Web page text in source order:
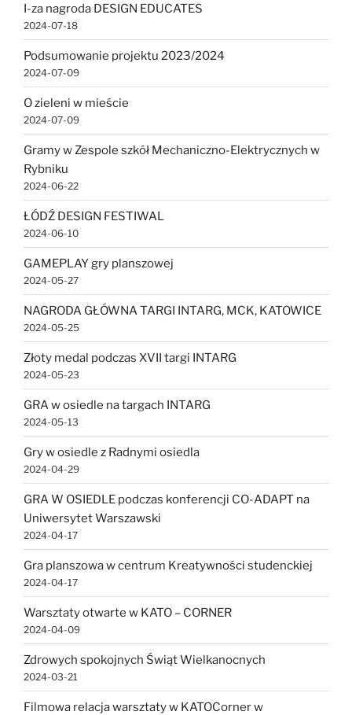
I-za nagroda DESIGN EDUCATES
2024-07-18
Podsumowanie projektu 2023/2024
2024-07-09
O zieleni w mieście
2024-07-09
Gramy w Zespole szkół Mechaniczno-Elektrycznych w
Rybniku
2024-06-22
ŁÓDŹ DESIGN FESTIWAL
2024-06-10
GAMEPLAY gry planszowej
2024-05-27
NAGRODA GŁÓWNA TARGI INTARG, MCK, KATOWICE
2024-05-25
Złoty medal podczas XVII targi INTARG
2024-05-23
GRA w osiedle na targach INTARG
2024-05-13
Gry w osiedle z Radnymi osiedla
2024-04-29
GRA W OSIEDLE podczas konferencji CO-ADAPT na
Uniwersytet Warszawski
2024-04-17
Gra planszowa w centrum Kreatywności studenckiej
2024-04-17
Warsztaty otwarte w KATO – CORNER
2024-04-09
Zdrowych spokojnych Świąt Wielkanocnych
2024-03-21
Filmowa relacja warsztaty w KATOCorner w